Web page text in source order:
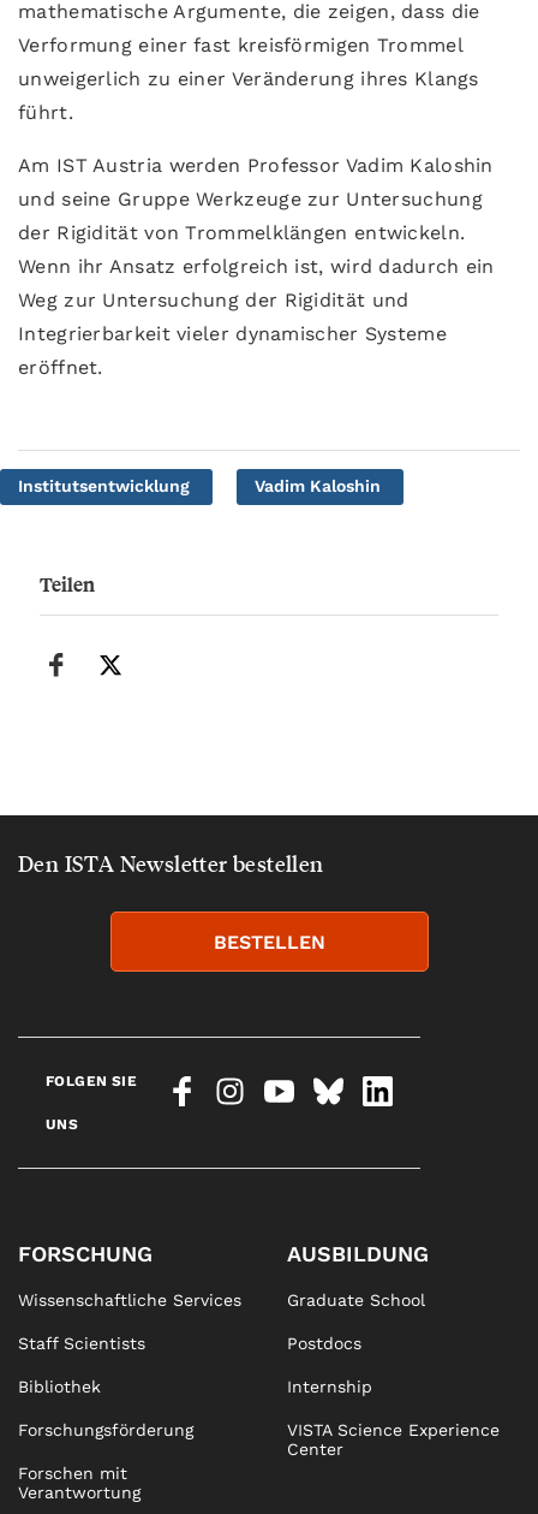
mathematische Argumente, die zeigen, dass die
Verformung einer fast kreisförmigen Trommel
unweigerlich zu einer Veränderung ihres Klangs
führt.
Am IST Austria werden Professor Vadim Kaloshin
und seine Gruppe Werkzeuge zur Untersuchung
der Rigidität von Trommelklängen entwickeln.
Wenn ihr Ansatz erfolgreich ist, wird dadurch ein
Weg zur Untersuchung der Rigidität und
Integrierbarkeit vieler dynamischer Systeme
eröffnet.
Institutsentwicklung Vadim Kaloshin
Teilen
Den ISTA Newsletter bestellen
BESTELLEN
FOLGEN SIE
UNS
FORSCHUNG
Wissenschaftliche Services
Staff Scientists
Bibliothek
Forschungsförderung
Forschen mit
Verantwortung
AUSBILDUNG
Graduate School
Postdocs
Internship
VISTA Science Experience
Center